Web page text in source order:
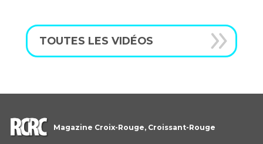
TOUTES LES VIDÉOS
Magazine Croix-Rouge, Croissant-Rouge